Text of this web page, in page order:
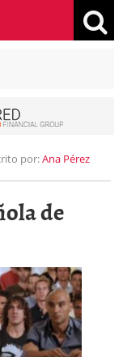
por:Ana Pérez
de